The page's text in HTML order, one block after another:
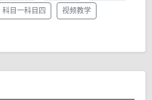
科目一科目四 视频教学